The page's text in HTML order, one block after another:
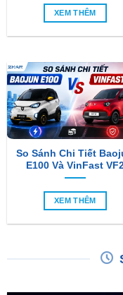
XEM THÊM
So Sánh Chi Tiết
E100 Và VinFast
XEM THÊM